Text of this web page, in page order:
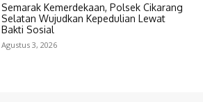
Semarak Kemerdekaan, Polsek Cikarang
Selatan Wujudkan Kepedulian Lewat
Bakti Sosial
Agustus 3, 2026